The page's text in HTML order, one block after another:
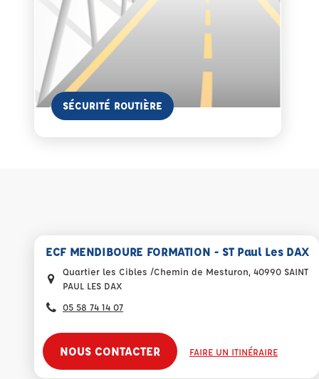
En savoir plus
SÉCURITÉ ROUTIÈRE
ECF MENDIBOURE FORMATION - ST Paul Les DAX
Quartier les Cibles /Chemin de Mesturon, 40990 SAINT
PAUL LES DAX
05 58 74 14 07
NOUS CONTACTER FAIRE UN ITINÉRAIRE